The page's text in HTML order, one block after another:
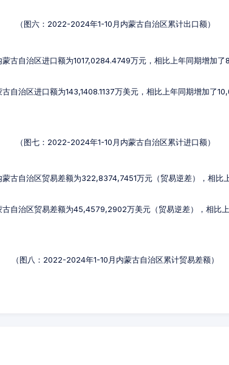
（图六：2022-2024年1-10月内蒙古自治区累计出口额）
古自治区进口额为1017,0284.4749万元，相比上年同期增加
自治区进口额为143,1408.1137万美元，相比上年同期增加了
（图七：2022-2024年1-10月内蒙古自治区累计进口额）
古自治区贸易差额为322,8374,7451万元（贸易逆差），相比
古自治区贸易差额为45,4579,2902万美元（贸易逆差），相比
（图八：2022-2024年1-10月内蒙古自治区累计贸易差额）